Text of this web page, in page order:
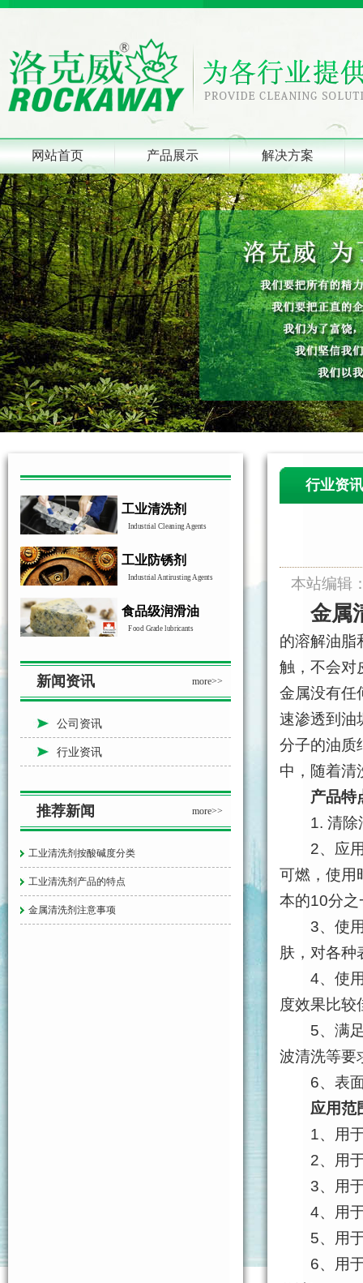
网站首页 产品展示 解决方案
工业清洗剂
Industrial Cleaning Agents
工业防锈剂
Industrial Antirusting Agents
食品级润滑油
Food Grade lubricants
新闻资讯 more>>
公司资讯
行业资讯
推荐新闻 more>>
工业清洗剂按酸碱度分类
工业清洗剂产品的特点
金属清洗剂注意事项
行业资
本站编辑
金属
的溶解油脂
触，不会对
金属没有任
速渗透到油
分子的油质
中，随着清
产品特
1. 清除油
2、应用
可燃，使用
本的10分之
3、使用
肤，对各种
4、使用
度效果比较
5、满足
波清洗等要
6、表面
应用范
1、用于
2、用于
3、用于
4、用于
5、用于
6、用于